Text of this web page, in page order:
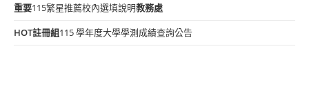
重要115繁星推薦校內選填說明教務處
HOT註冊組115 學年度大學學測成績查詢公告